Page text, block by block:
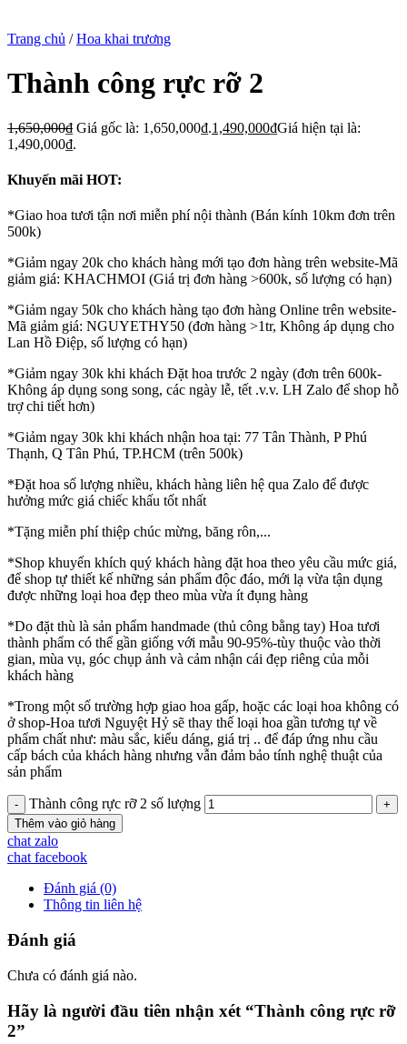
Trang chủ / Hoa khai trương
Thành công rực rỡ 2
1,650,000₫ Giá gốc là: 1,650,000₫.1,490,000₫Giá hiện tại là:
1,490,000₫.
Khuyến mãi HOT:
*Giao hoa tươi tận nơi miễn phí nội thành (Bán kính 10km đơn trên
500k)
*Giảm ngay 20k cho khách hàng mới tạo đơn hàng trên website-Mã
giảm giá: KHACHMOI (Giá trị đơn hàng >600k, số lượng có hạn)
*Giảm ngay 50k cho khách hàng tạo đơn hàng Online trên website-
Mã giảm giá: NGUYETHY50 (đơn hàng >1tr, Không áp dụng cho
Lan Hồ Điệp, số lượng có hạn)
*Giảm ngay 30k khi khách Đặt hoa trước 2 ngày (đơn trên 600k-
Không áp dụng song song, các ngày lễ, tết .v.v. LH Zalo để shop hỗ
trợ chi tiết hơn)
*Giảm ngay 30k khi khách nhận hoa tại: 77 Tân Thành, P Phú
Thạnh, Q Tân Phú, TP.HCM (trên 500k)
*Đặt hoa số lượng nhiều, khách hàng liên hệ qua Zalo để được
hưởng mức giá chiếc khấu tốt nhất
*Tặng miễn phí thiệp chúc mừng, băng rôn,...
*Shop khuyến khích quý khách hàng đặt hoa theo yêu cầu mức giá,
để shop tự thiết kế những sản phẩm độc đáo, mới lạ vừa tận dụng
được những loại hoa đẹp theo mùa vừa ít đụng hàng
*Do đặt thù là sản phẩm handmade (thủ công bằng tay) Hoa tươi
thành phẩm có thể gần giống với mẫu 90-95%-tùy thuộc vào thời
gian, mùa vụ, góc chụp ảnh và cảm nhận cái đẹp riêng của mỗi
khách hàng
*Trong một số trường hợp giao hoa gấp, hoặc các loại hoa không có
ở shop-Hoa tươi Nguyệt Hỷ sẽ thay thế loại hoa gần tương tự về
phẩm chất như: màu sắc, kiểu dáng, giá trị .. để đáp ứng nhu cầu
cấp bách của khách hàng nhưng vẫn đảm bảo tính nghệ thuật của
sản phẩm
Thành công rực rỡ 2 số lượng
Thêm vào giỏ hàng
chat zalo
chat facebook
Đánh giá (0)
Thông tin liên hệ
Đánh giá
Chưa có đánh giá nào.
Hãy là người đầu tiên nhận xét “Thành công rực rỡ
2”